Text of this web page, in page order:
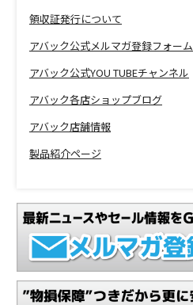
領収証発行について
アバック公式メルマガ登録フォーム
アバック公式YOU TUBEチャンネル
アバック各店ショップブログ
アバック店舗情報
製品紹介ページ